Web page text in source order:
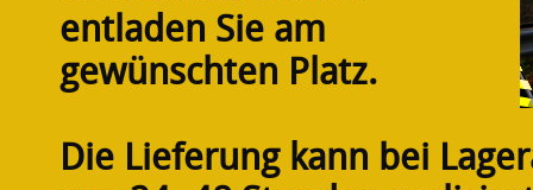
entladen Sie am
gewünschten Platz.
Die Lieferung kann bei